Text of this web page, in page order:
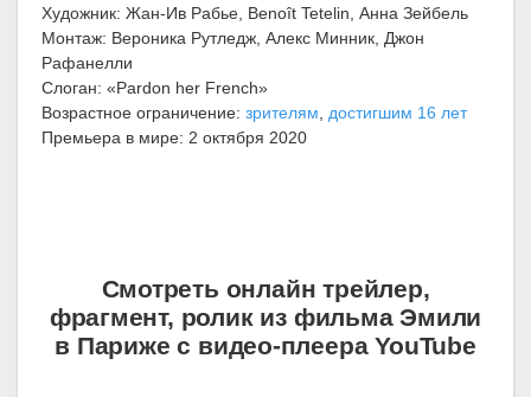
Художник: Жан-Ив Рабье, Benoît Tetelin, Анна Зейбель
Монтаж: Вероника Рутледж, Алекс Минник, Джон
Рафанелли
Слоган: «Pardon her French»
Возрастное ограничение: зрителям, достигшим 16 лет
Премьера в мире: 2 октября 2020
Смотреть онлайн трейлер,
фрагмент, ролик из фильма Эмили
в Париже с видео-плеера YouTube